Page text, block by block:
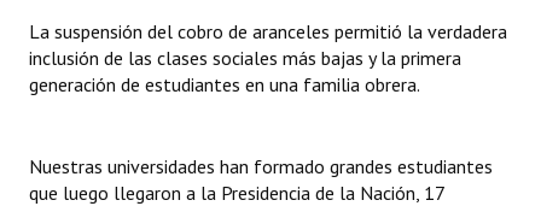
Reconocimientos - Registro
Bariloche, Municipio intercultural
REFORMA DE LA CARTA ORGÁNICA
La suspensión del cobro de aranceles permitió la verdadera
inclusión de las clases sociales más bajas y la primera
generación de estudiantes en una familia obrera.
Nuestras universidades han formado grandes estudiantes
que luego llegaron a la Presidencia de la Nación, 17